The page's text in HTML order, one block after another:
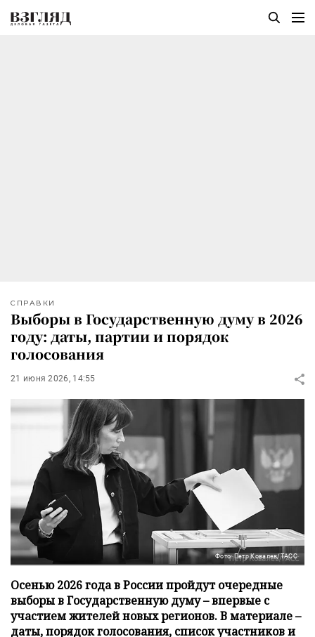
СПРАВКИ
Выборы в Государственную думу в 2026
году: даты, партии и порядок
голосования
21 июня 2026, 14:55
Фото: Петр Ковалев/ТАСС
Осенью 2026 года в России пройдут очередные
выборы в Государственную думу – впервые с
участием жителей новых регионов. В материале –
даты, порядок голосования, список участников и